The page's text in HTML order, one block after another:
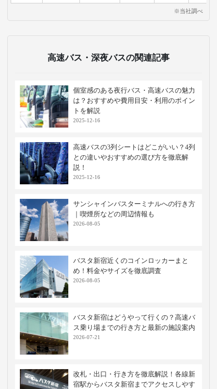
※当社調べ
高速バス・深夜バスの関連記事
個室感のある夜行バス・高速バスの魅力
は？おすすめや費用目安・利用のポイン
トを解説
2025-12-16
高速バスの3列シートはどこがいい？4列
との違いやおすすめの選び方を徹底解
説！
2025-12-16
サンシャインバスターミナルへの行き方
｜喫煙所などの周辺情報も
2026-08-05
バスタ新宿近くのコインロッカーまと
め！料金やサイズを徹底調査
2026-08-05
バスタ新宿はどうやって行くの？高速バ
ス乗り場までの行き方と最新の施設案内
2026-07-21
改札・出口・行き方を徹底解説！各線新
宿駅からバスタ新宿までアクセスしやす